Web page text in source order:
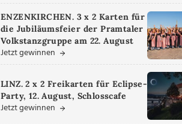
ENZENKIRCHEN. 3 x 2 Karten für
die Jubiläumsfeier der Pramtaler
Volkstanzgruppe am 22. August
Jetzt gewinnen
LINZ. 2 x 2 Freikarten für Eclipse-
Party, 12. August, Schlosscafe
Jetzt gewinnen